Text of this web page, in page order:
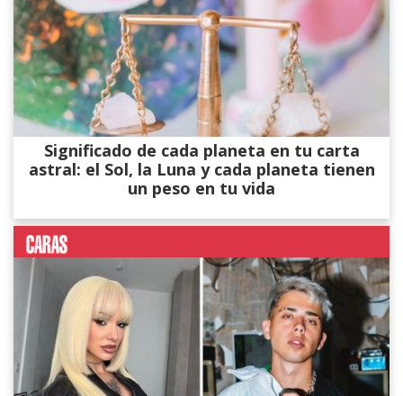
Significado de cada planeta en tu carta
astral: el Sol, la Luna y cada planeta tienen
un peso en tu vida